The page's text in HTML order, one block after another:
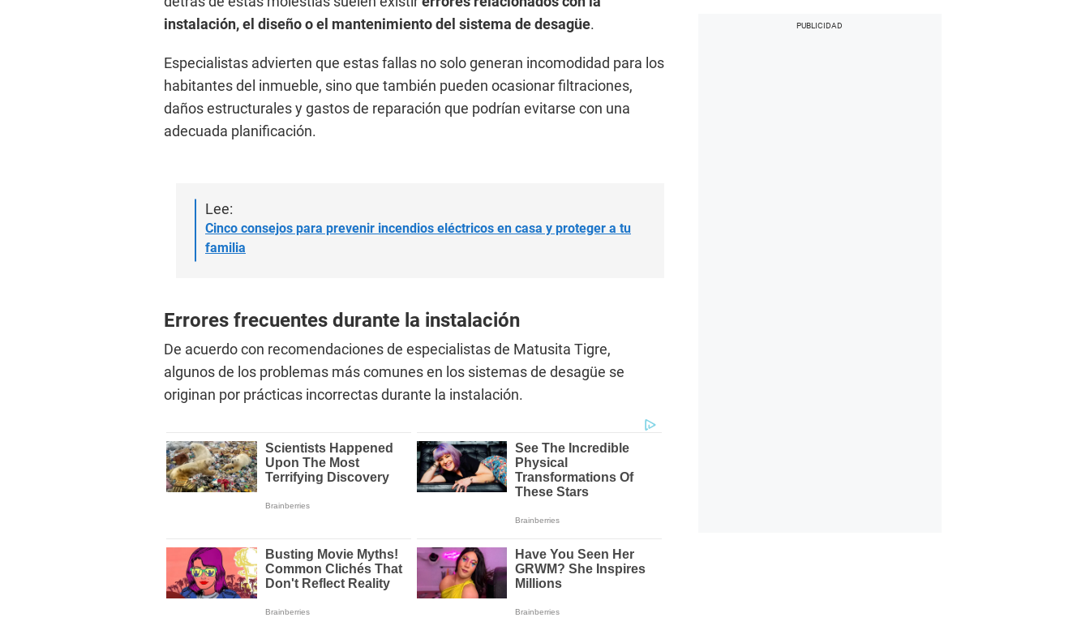
instalación, el diseño o el mantenimiento del sistema de desagüe.
Especialistas advierten que estas fallas no solo generan incomodidad para los
habitantes del inmueble, sino que también pueden ocasionar filtraciones,
daños estructurales y gastos de reparación que podrían evitarse con una
adecuada planificación.
Lee:
Cinco consejos para prevenir incendios eléctricos en casa y proteger a tu
familia
Errores frecuentes durante la instalación
De acuerdo con recomendaciones de especialistas de Matusita Tigre,
algunos de los problemas más comunes en los sistemas de desagüe se
originan por prácticas incorrectas durante la instalación.